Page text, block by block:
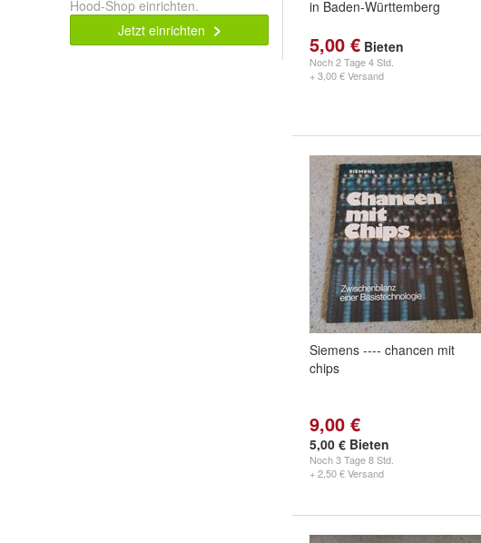
Hood-Shop einrichten.
Jetzt einrichten
in Baden-Württemberg
5,00 € Bieten
Noch2 Tage 4 Std.
+ 3,00 € Versand
Siemens ---- chancen mit
chips
9,00 €
5,00 € Bieten
Noch3 Tage 8 Std.
+ 2,50 € Versand